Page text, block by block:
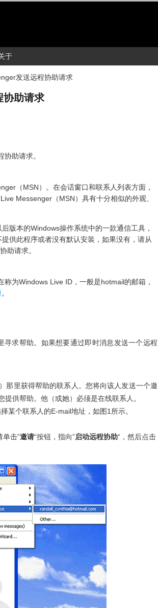
于
发送远程协助请求
助请求
助请求。
（MSN）。在会话窗口和联系人列表方面，
Messenger（MSN）具有十分相似的外观、
版本的Windows操作系统中的一款通信工具，
供此程序或者没有默认安装，如果没有，请从
助请求。
为Windows Live ID，一般是hotmail的邮箱，
。
求帮助。如果想要通过即时消息发送一个远程
那里获得帮助的联系人。您将向该人发送一个邀
供帮助。他（或她）必须是在线联系人。
某个联系人的E-mail地址，如图1所示。
单击”邀请“按钮，指向”启动远程协助“，然后点击